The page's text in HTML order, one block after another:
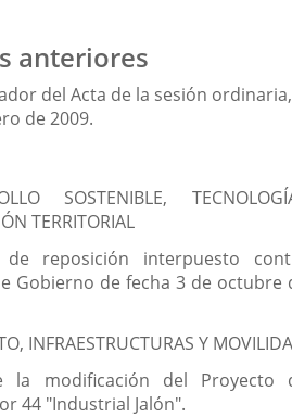
anteriores
del Acta de la sesión ordinaria,
de 2009.
SOSTENIBLE,
TERRITORIAL
de reposición interpuesto
Gobierno de fecha 3 de octubre
INFRAESTRUCTURAS Y
la modificación del Proyecto
44 "Industrial Jalón".